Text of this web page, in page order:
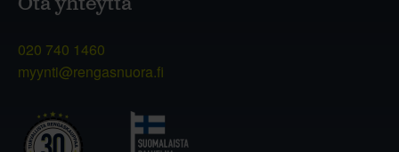
020 740 1460
myynti@rengasnuora.fi